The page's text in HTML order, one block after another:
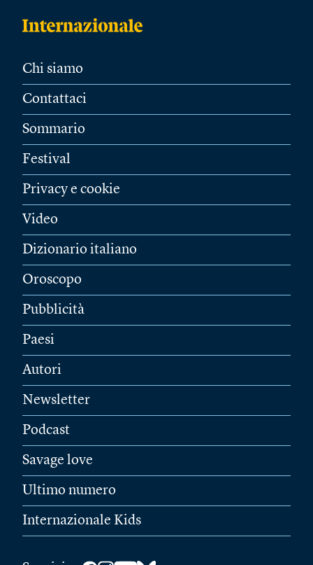
Chi siamo
Contattaci
Sommario
Festival
Privacy e cookie
Video
Dizionario italiano
Oroscopo
Pubblicità
Paesi
Autori
Newsletter
Podcast
Savage love
Ultimo numero
Internazionale Kids